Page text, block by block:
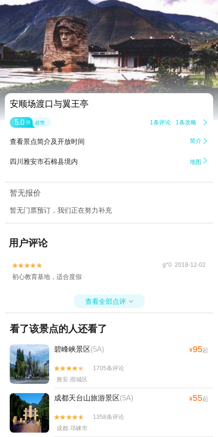
 4
安顺场渡口与翼王亭
5.0 分 超赞 1条评论 1条攻略 
查看景点简介及开放时间 简介 
四川雅安市石棉县境内 地图 
暂无报价
暂无门票预订，我们正在努力补充
用户评论

 g*0 2018-12-02
初心教育基地，适合度假
查看全部点评 
看了该景点的人还看了
碧峰峡景区(5A) ¥95起


1705条评论
雅安·雨城区
成都天台山旅游景区(5A) ¥55起


1358条评论
成都·邛崃市